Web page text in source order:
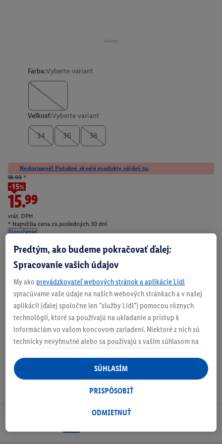
Farba:Vyberte variant
Veľkosť:Vyberte variant
34 36 38
Nedostupné! Podobné skvelé produkty nájdeš tu.
18.99 *
-15%
15.99
vrát. DPH
* Najnižšia cena za posledných 30 dní
Doručenie
Číslo produktu: 100370712
O produkte
Predtým, ako budeme pokračovať ďalej:
Spracovanie vašich údajov
My ako prevádzkovateľ webových stránok a aplikácie Lidl
spracúvame vaše údaje na našich webových stránkach a v našej
aplikácii (ďalej spoločne len "služby Lidl") pomocou rôznych
technológií, ktoré sa používajú na ukladanie a prístup k
informáciám vo vašom koncovom zariadení. Niektoré z nich sú
technicky nevyhnutné alebo sa používajú s vaším súhlasom na
personalizovanú reklamu v rámci služieb Lidl aj mimo nich. Ak
ste účastníkom programu Lidl Plus, na tieto účely sa spracúvajú
aj údaje z vášho nákupného správania v obchode.
následne si vytvoríte účet Lidl Plus alebo sa prihlásite do svojho
ODMIETNUŤ
PRISPÔSOBIŤ
SÚHLASÍM